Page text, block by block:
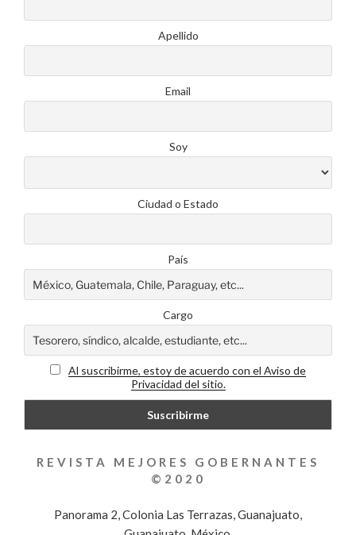
Apellido
Email
Soy
Ciudad o Estado
País
Cargo
Al suscribirme, estoy de acuerdo con el Aviso de
Privacidad del sitio.
REVISTA MEJORES GOBERNANTES
©2020
Panorama 2, Colonia Las Terrazas, Guanajuato,